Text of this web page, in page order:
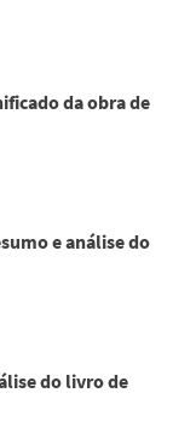
da obra de
e análise do
do livro de